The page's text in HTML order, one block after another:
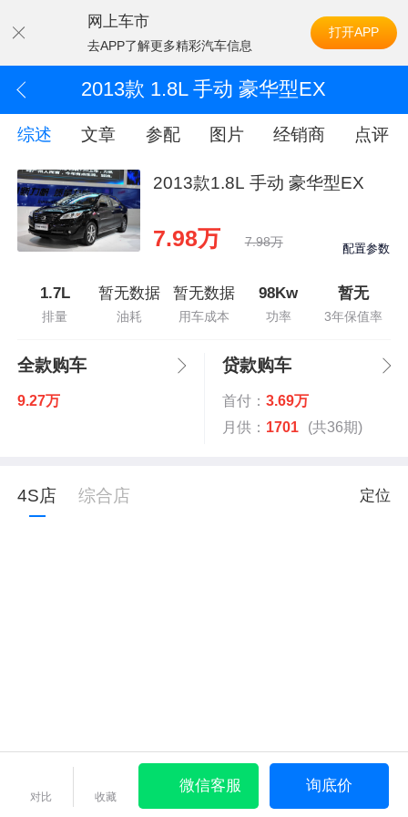
网上车市
去APP了解更多精彩汽车信息
打开APP
2013款 1.8L 手动 豪华型EX
综述 文章 参配 图片 经销商 点评
2013款1.8L 手动 豪华型EX
7.98万 7.98万 配置参数
1.7L
排量
暂无数据
油耗
暂无数据
用车成本
98Kw
功率
暂无
3年保值率
全款购车
9.27万
贷款购车
首付： 3.69万
月供： 1701 (共36期)
4S店 综合店 定位
对比 收藏
微信客服 询底价